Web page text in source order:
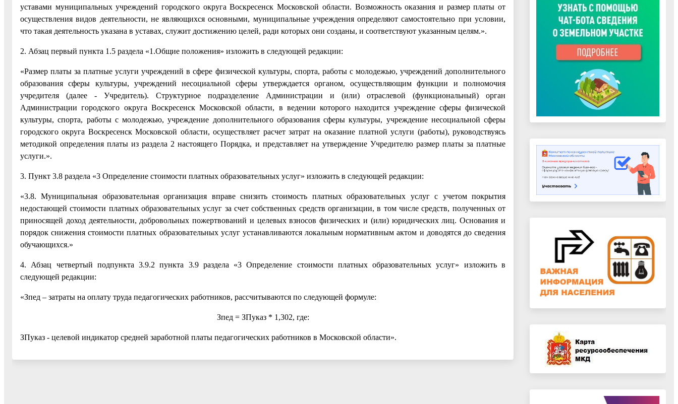
уставами муниципальных учреждений городского округа Воскресенск Московской области. Возможность оказания и размер платы от
осуществления видов деятельности, не являющихся основными, муниципальные учреждения определяют самостоятельно при условии,
что такая деятельность указана в уставах, служит достижению целей, ради которых они созданы, и соответствуют указанным целям.».
2. Абзац первый пункта 1.5 раздела «1.Общие положения» изложить в следующей редакции:
«Размер платы за платные услуги учреждений в сфере физической культуры, спорта, работы с молодежью, учреждений дополнительного
образования сферы культуры, учреждений несоциальной сферы утверждается органом, осуществляющим функции и полномочия
учредителя (далее - Учредитель). Структурное подразделение Администрации и (или) отраслевой (функциональный) орган
Администрации городского округа Воскресенск Московской области, в ведении которого находится учреждение сферы физической
культуры, спорта, работы с молодежью, учреждение дополнительного образования сферы культуры, учреждение несоциальной сферы
городского округа Воскресенск Московской области, осуществляет расчет затрат на оказание платной услуги (работы), руководствуясь
методикой определения платы из раздела 2 настоящего Порядка, и представляет на утверждение Учредителю размер платы за платные
услуги.».
3. Пункт 3.8 раздела «3 Определение стоимости платных образовательных услуг» изложить в следующей редакции:
«3.8. Муниципальная образовательная организация вправе снизить стоимость платных образовательных услуг с учетом покрытия
недостающей стоимости платных образовательных услуг за счет собственных средств организации, в том числе средств, полученных от
приносящей доход деятельности, добровольных пожертвований и целевых взносов физических и (или) юридических лиц. Основания и
порядок снижения стоимости платных образовательных услуг устанавливаются локальным нормативным актом и доводятся до сведения
обучающихся.»
4. Абзац четвертый подпункта 3.9.2 пункта 3.9 раздела «3 Определение стоимости платных образовательных услуг» изложить в
следующей редакции:
«Зпед – затраты на оплату труда педагогических работников, рассчитываются по следующей формуле:
Зпед = ЗПуказ * 1,302, где:
ЗПуказ - целевой индикатор средней заработной платы педагогических работников в Московской области».